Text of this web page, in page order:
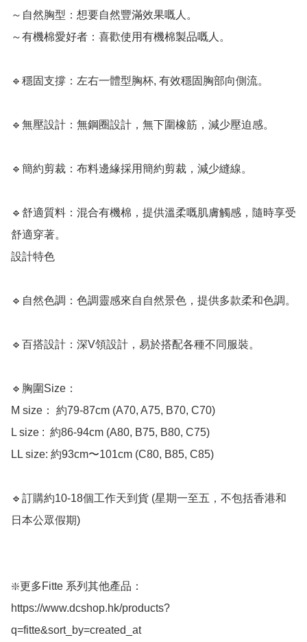
～自然胸型：想要自然豐滿效果嘅人。
～有機棉愛好者：喜歡使用有機棉製品嘅人。
🔹穩固支撐：左右一體型胸杯, 有效穩固胸部向側流。
🔹無壓設計：無鋼圈設計，無下圍橡筋，減少壓迫感。
🔹簡約剪裁：布料邊緣採用簡約剪裁，減少縫線。
🔹舒適質料：混合有機棉，提供溫柔嘅肌膚觸感，隨時享受
舒適穿著。
設計特色
🔹自然色調：色調靈感來自自然景色，提供多款柔和色調。
🔹百搭設計：深V領設計，易於搭配各種不同服裝。
🔹胸圍Size：
M size： 約79-87cm (A70, A75, B70, C70)
L size :  約86-94cm (A80, B75, B80, C75)
LL size: 約93cm〜101cm (C80, B85, C85)
🔹訂購約10-18個工作天到貨 (星期一至五，不包括香港和
日本公眾假期)
❇️更多Fitte 系列其他產品：
https://www.dcshop.hk/products?
q=fitte&sort_by=created_at